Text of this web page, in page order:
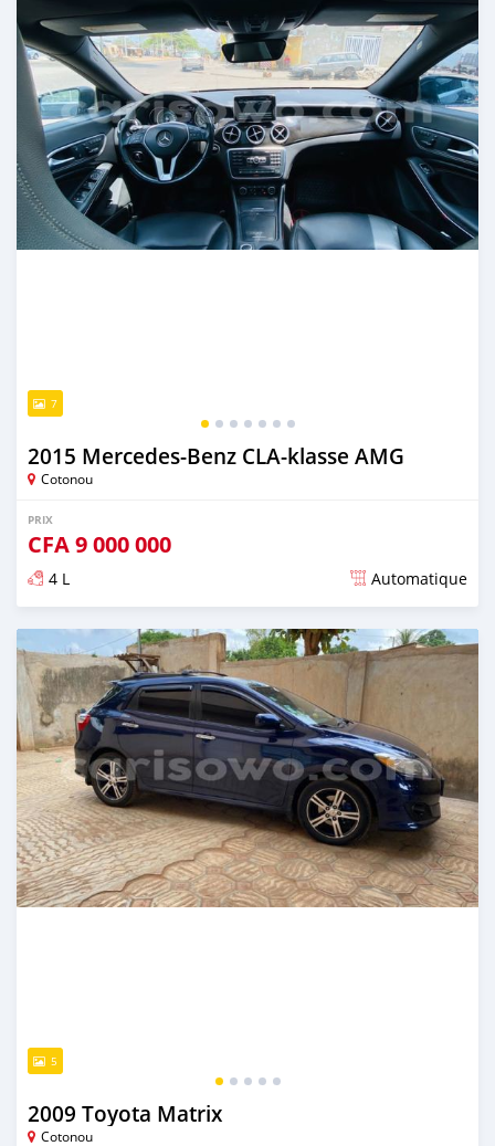
7
2015 Mercedes-Benz CLA-klasse AMG
Cotonou
PRIX
CFA9 000 000
4 L Automatique
Publié il y a plus de 4 ans
5
2009 Toyota Matrix
Cotonou